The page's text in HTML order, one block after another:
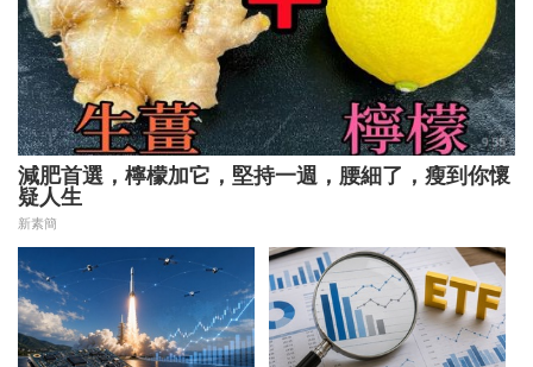
減肥首選，檸檬加它，堅持一週，腰細了，瘦到你懷
疑人生
新素簡